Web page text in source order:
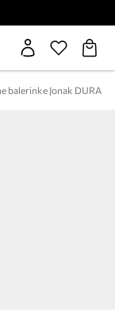
balerinke Jonak DURA